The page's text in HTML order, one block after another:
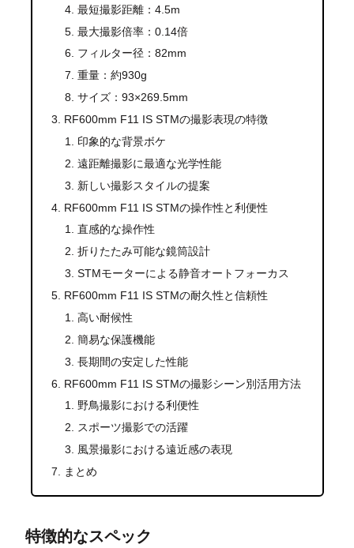
最短撮影距離：4.5m
最大撮影倍率：0.14倍
フィルター径：82mm
重量：約930g
サイズ：93×269.5mm
RF600mm F11 IS STMの撮影表現の特徴
印象的な背景ボケ
遠距離撮影に最適な光学性能
新しい撮影スタイルの提案
RF600mm F11 IS STMの操作性と利便性
直感的な操作性
折りたたみ可能な鏡筒設計
STMモーターによる静音オートフォーカス
RF600mm F11 IS STMの耐久性と信頼性
高い耐候性
簡易な保護機能
長期間の安定した性能
RF600mm F11 IS STMの撮影シーン別活用方法
野鳥撮影における利便性
スポーツ撮影での活躍
風景撮影における遠近感の表現
まとめ
特徴的なスペック